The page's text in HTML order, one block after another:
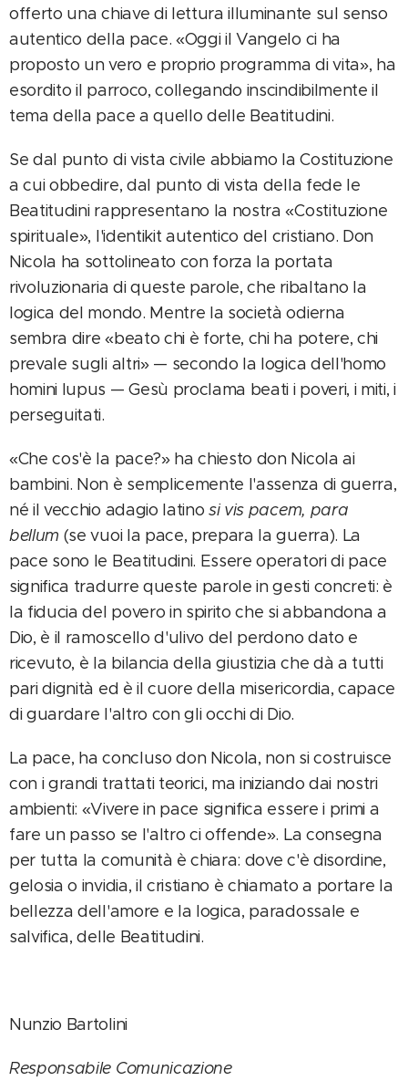
offerto una chiave di lettura illuminante sul senso
autentico della pace. «Oggi il Vangelo ci ha
proposto un vero e proprio programma di vita», ha
esordito il parroco, collegando inscindibilmente il
tema della pace a quello delle Beatitudini.
Se dal punto di vista civile abbiamo la Costituzione
a cui obbedire, dal punto di vista della fede le
Beatitudini rappresentano la nostra «Costituzione
spirituale», l'identikit autentico del cristiano. Don
Nicola ha sottolineato con forza la portata
rivoluzionaria di queste parole, che ribaltano la
logica del mondo. Mentre la società odierna
sembra dire «beato chi è forte, chi ha potere, chi
prevale sugli altri» — secondo la logica dell'homo
homini lupus — Gesù proclama beati i poveri, i miti, i
perseguitati.
«Che cos'è la pace?» ha chiesto don Nicola ai
bambini. Non è semplicemente l'assenza di guerra,
né il vecchio adagio latinosi vis pacem, para
bellum (se vuoi la pace, prepara la guerra). La
pace sono le Beatitudini. Essere operatori di pace
significa tradurre queste parole in gesti concreti: è
la fiducia del povero in spirito che si abbandona a
Dio, è il ramoscello d'ulivo del perdono dato e
ricevuto, è la bilancia della giustizia che dà a tutti
pari dignità ed è il cuore della misericordia, capace
di guardare l'altro con gli occhi di Dio.
La pace, ha concluso don Nicola, non si costruisce
con i grandi trattati teorici, ma iniziando dai nostri
ambienti: «Vivere in pace significa essere i primi a
fare un passo se l'altro ci offende». La consegna
per tutta la comunità è chiara: dove c'è disordine,
gelosia o invidia, il cristiano è chiamato a portare la
bellezza dell'amore e la logica, paradossale e
salvifica, delle Beatitudini.
Nunzio Bartolini
Responsabile Comunicazione